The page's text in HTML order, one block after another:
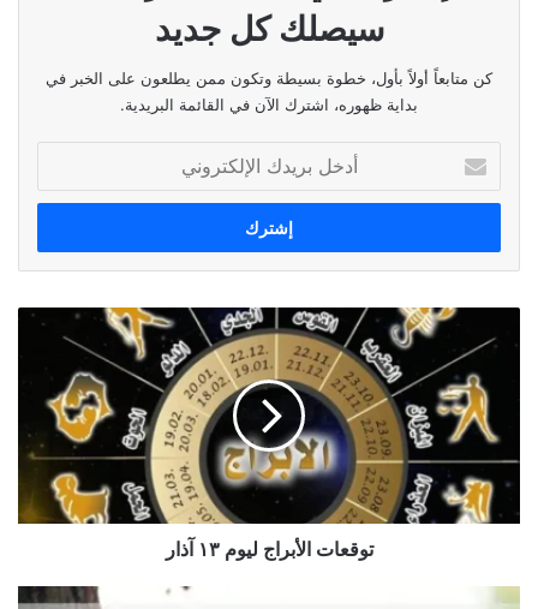
سيصلك كل جديد
كن متابعاً أولاً بأول، خطوة بسيطة وتكون ممن يطلعون على الخبر في
بداية ظهوره، اشترك الآن في القائمة البريدية.
بريدك
الإلكتروني
الأبراج
توقعات الأبراج ليوم ١٣ آذار
طقس